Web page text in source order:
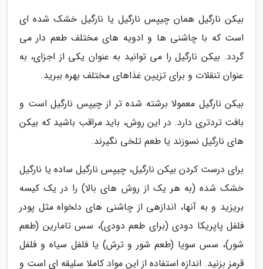
بیکن نارگیل همان چیپس نارگیل یا نارگیل خشک شده ای
است که با چاشنی ها و ادویه های مختلف طعم دار می
گردد. بیکن نارگیل را می توانید به عنوان یکی از اجزای، به
عنوان تنقلات و برای تزیین غذاهای مختلف بهره ببرید.
بیکن نارگیل معمولا برشته شده تر از چیپس نارگیل است و
بافت تردتری دارد. در این روش، باید مراقب باشید که بیکن
های نارگیل نسوزند یا طعم تلخی نگیرند.
برای درست کردن بیکن نارگیل، چیپس نارگیل ساده یا نارگیل
خشک شده (به هر یک از روش های بالا) را در یک کیسه
بریزید و به آنها، اندازهی از چاشنی های دلخواه مثل پودر
فلفل پاپریکا دودی (برای طعم دودی)، سس تامارین (طعم
شور)، سس سویا (طعم شور و ترش) یا فلفل سیاه و فلفل
قرمز بزنید. اندازه استفاده از این مواد کاملا سلیقه ای است و